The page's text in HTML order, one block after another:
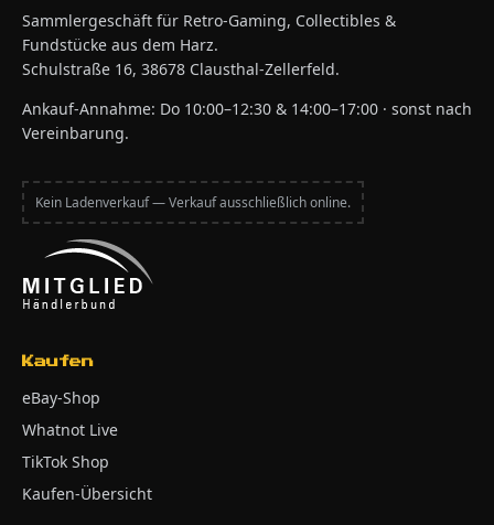
Sammlergeschäft für Retro-Gaming, Collectibles &
Fundstücke aus dem Harz.
Schulstraße 16, 38678 Clausthal-Zellerfeld.
Ankauf-Annahme: Do 10:00–12:30 & 14:00–17:00 · sonst nach
Vereinbarung.
Kein Ladenverkauf — Verkauf ausschließlich online.
Kaufen
eBay-Shop
Whatnot Live
TikTok Shop
Kaufen-Übersicht